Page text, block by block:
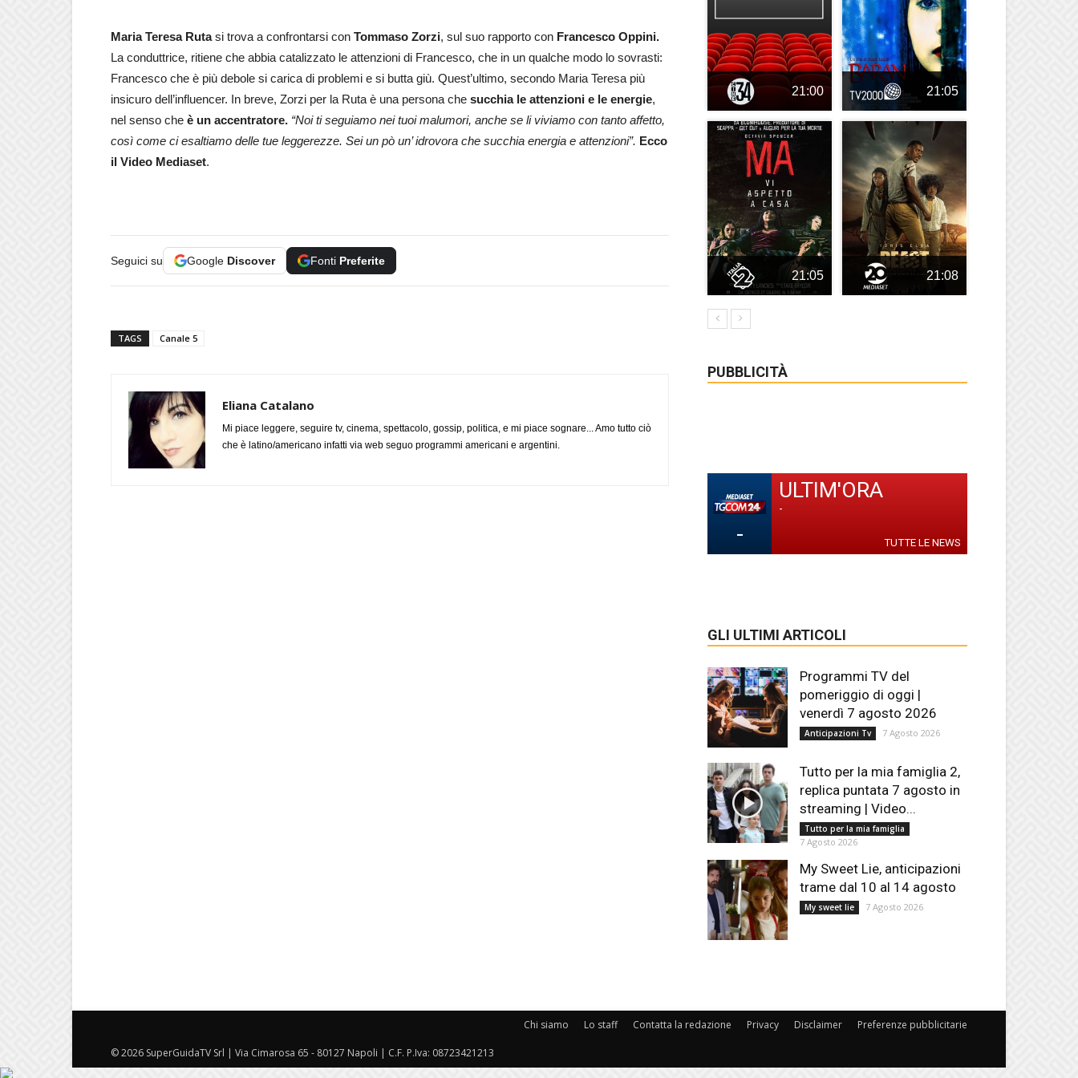
Maria Teresa Rutasi trova a confrontarsi con Tommaso Zorzi, sul suo rapporto con Francesco Oppini.
La conduttrice, ritiene che abbia catalizzato le attenzioni di Francesco, che in un qualche modo lo sovrasti:
Francesco che è più debole si carica di problemi e si butta giù. Quest’ultimo, secondo Maria Teresa più
insicuro dell’influencer. In breve, Zorzi per la Ruta è una persona che succhia le attenzioni e le energie,
nel senso che è un accentratore. “Noi ti seguiamo nei tuoi malumori, anche se li viviamo con tanto affetto,
così come ci esaltiamo delle tue leggerezze. Sei un pò un’ idrovora che succhia energia e attenzioni”. Ecco
il Video Mediaset.
Seguici su Google Discover Fonti Preferite
TAGS Canale 5
Eliana Catalano
Mi piace leggere, seguire tv, cinema, spettacolo, gossip, politica, e mi piace sognare... Amo tutto ciò
che è latino/americano infatti via web seguo programmi americani e argentini.
21:00 21:05
21:05 21:08
PUBBLICITÀ
-
ULTIM'ORA
-
TUTTE LE NEWS
GLI ULTIMI ARTICOLI
Programmi TV del
pomeriggio di oggi |
venerdì 7 agosto 2026
Anticipazioni Tv 7 Agosto 2026
Tutto per la mia famiglia 2,
replica puntata 7 agosto in
streaming | Video...
Tutto per la mia famiglia
7 Agosto 2026
My Sweet Lie, anticipazioni
trame dal 10 al 14 agosto
My sweet lie 7 Agosto 2026
Chi siamo Lo staff Contatta la redazione Privacy Disclaimer Preferenze pubblicitarie
© 2026 SuperGuidaTV Srl | Via Cimarosa 65 - 80127 Napoli | C.F. P.Iva: 08723421213